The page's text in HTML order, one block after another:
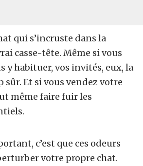
qui s’incruste dans la
casse-tête. Même si vous
y habituer, vos invités, eux, la
sûr. Et si vous vendez votre
même faire fuir les
c’est que ces odeurs
votre propre chat.